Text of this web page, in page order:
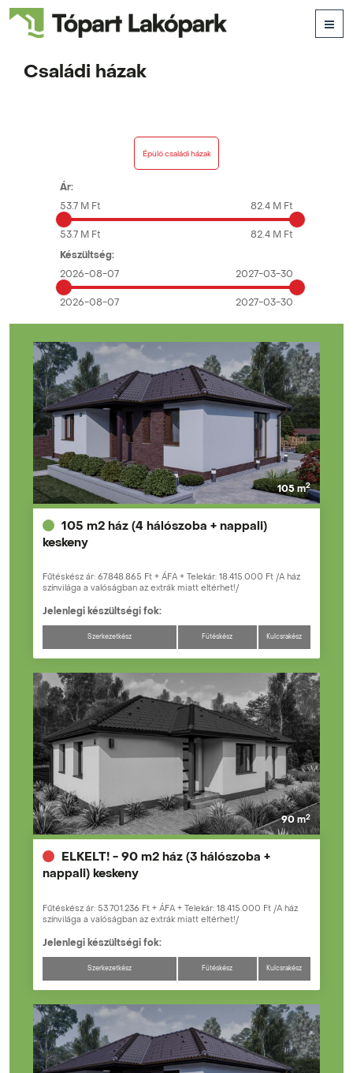
Családi házak
Épülő családi házak
Ár:
53.7 M Ft 82.4 M Ft
53.7 M Ft 82.4 M Ft
Készültség:
2026-08-07 2027-03-30
2026-08-07 2027-03-30
105 m2
105 m2 ház (4 hálószoba + nappali)
keskeny
Fűtéskész ár: 67.848.865 Ft + ÁFA + Telekár: 18.415.000 Ft /A ház
színvilága a valóságban az extrák miatt eltérhet!/
Jelenlegi készültségi fok:
Szerkezetkész Fűtéskész Kulcsrakész
90 m2
ELKELT! - 90 m2 ház (3 hálószoba +
nappali) keskeny
Fűtéskész ár: 53.701.236 Ft + ÁFA + Telekár: 18.415.000 Ft /A ház
színvilága a valóságban az extrák miatt eltérhet!/
Jelenlegi készültségi fok:
Szerkezetkész Fűtéskész Kulcsrakész